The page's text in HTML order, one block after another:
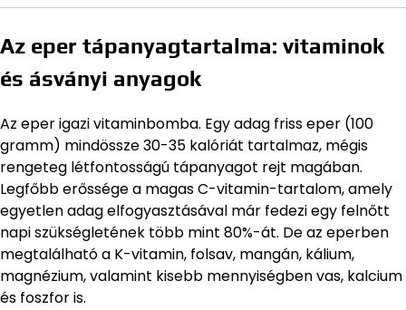
Az eper tápanyagtartalma: vitaminok
és ásványi anyagok
Az eper igazi vitaminbomba. Egy adag friss eper (100
gramm) mindössze 30-35 kalóriát tartalmaz, mégis
rengeteg létfontosságú tápanyagot rejt magában.
Legfőbb erőssége a magas C-vitamin-tartalom, amely
egyetlen adag elfogyasztásával már fedezi egy felnőtt
napi szükségletének több mint 80%-át. De az eperben
megtalálható a K-vitamin, folsav, mangán, kálium,
magnézium, valamint kisebb mennyiségben vas, kalcium
és foszfor is.